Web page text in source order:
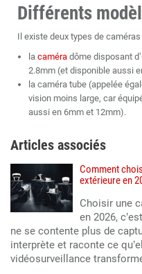
Différents
Il existe deux types de
la caméra dôme disposant
2.8mm (et disponible aussi
la caméra tube (appelée
vision moins large, car
aussi en 6mm et 12mm).
Articles associés
Comment
extérieure en
Choisir une
en 2026,
ne se contente plus de
interprète et raconte ce
vidéosurveillance